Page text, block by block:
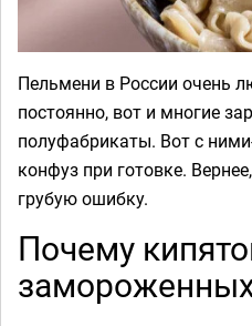
Пельмени в России очень
постоянно, вот и многие
полуфабрикаты. Вот с
конфуз при готовке.
грубую ошибку.
Почему